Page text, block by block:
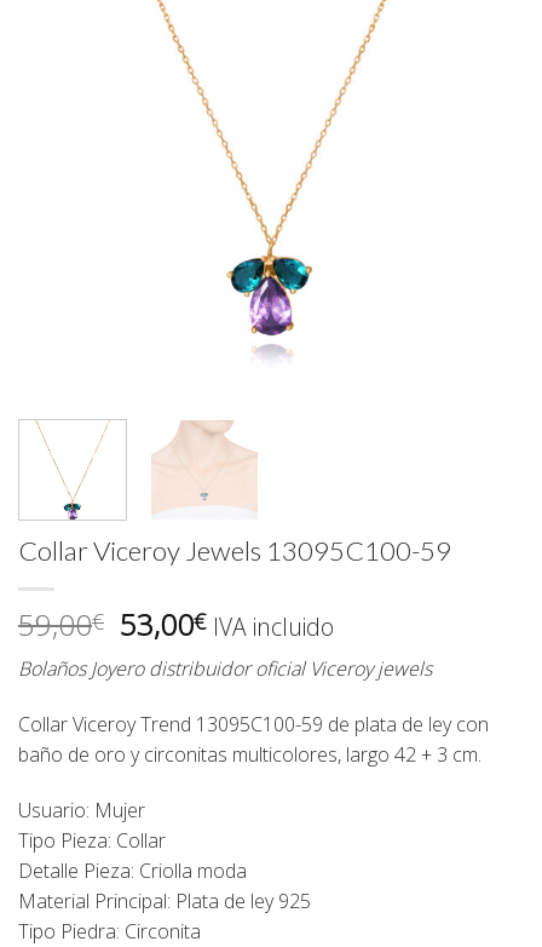
Collar Viceroy Jewels 13095C100-59
59,00€ El
precio
original
era:
59,00€.
53,00€El
precio
actual
es:
53,00€.
IVA incluido
Bolaños Joyero distribuidor oficial Viceroy jewels
Collar Viceroy Trend 13095C100-59 de plata de ley con
baño de oro y circonitas multicolores, largo 42 + 3 cm.
Usuario: Mujer
Tipo Pieza: Collar
Detalle Pieza: Criolla moda
Material Principal: Plata de ley 925
Tipo Piedra: Circonita